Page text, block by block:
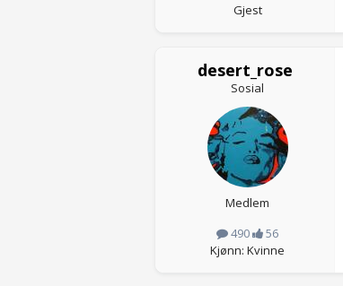
Gjest
desert_rose
Sosial
Medlem
490
56
Kjønn: Kvinne